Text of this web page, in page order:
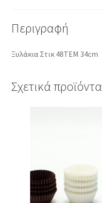
Περιγραφή
Ξυλάκια Στικ 48ΤΕΜ 34cm
Σχετικά προϊόντα